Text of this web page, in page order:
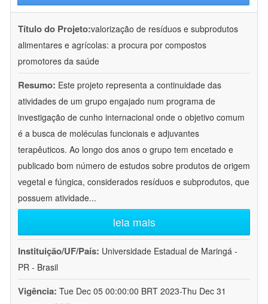
Título do Projeto:valorização de resíduos e subprodutos
alimentares e agrícolas: a procura por compostos
promotores da saúde
Resumo: Este projeto representa a continuidade das
atividades de um grupo engajado num programa de
investigação de cunho internacional onde o objetivo comum
é a busca de moléculas funcionais e adjuvantes
terapêuticos. Ao longo dos anos o grupo tem encetado e
publicado bom número de estudos sobre produtos de origem
vegetal e fúngica, considerados resíduos e subprodutos, que
possuem atividade...
leia mais
Instituição/UF/País: Universidade Estadual de Maringá -
PR - Brasil
Vigência: Tue Dec 05 00:00:00 BRT 2023-Thu Dec 31